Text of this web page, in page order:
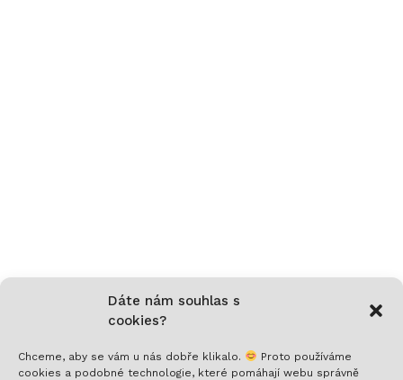
Dáte nám souhlas s
cookies?
Chceme, aby se vám u nás dobře klikalo.
Proto používáme
cookies a podobné technologie, které pomáhají webu správně